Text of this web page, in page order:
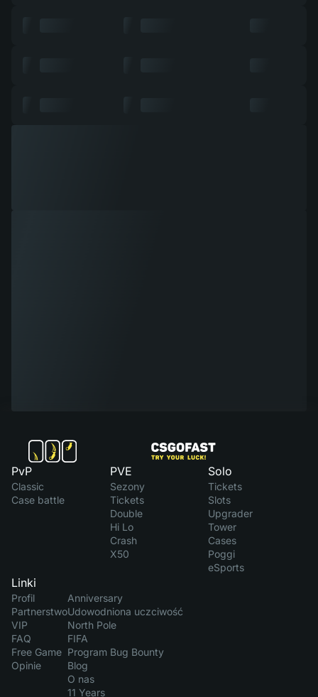
PvP
Classic
Case battle
PVE
Sezony
Tickets
Double
Hi Lo
Crash
X50
Solo
Tickets
Slots
Upgrader
Tower
Cases
Poggi
eSports
Linki
Profil
Partnerstwo
VIP
FAQ
Free Game
Opinie
Anniversary
Udowodniona uczciwość
North Pole
FIFA
Program Bug Bounty
Blog
O nas
11 Years